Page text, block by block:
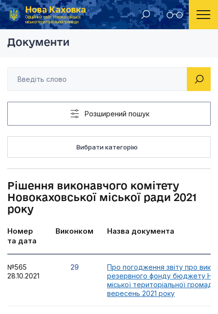
Нова Каховка
Офіційний сайт Новокаховської
міської територіальної громади
Головна Рішення виконавчого комітету Новокаховської
Документи
Розширений пошук
Вибрати категорію
Рішення виконавчого комітету
Новокаховської міської ради 2021
року
Номер
та дата
Виконком Назва документа
№565
28.10.2021
29
Про погодження звіту про
резервного фонду бюджету
міської територіальної
вересень 2021 року